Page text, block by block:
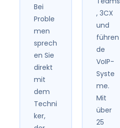
Bei
Proble
men
sprech
en Sie
direkt
mit
dem
Techni
ker,
, 3CX
und
führen
de
VoIP-
Syste
me.
Mit
über
25